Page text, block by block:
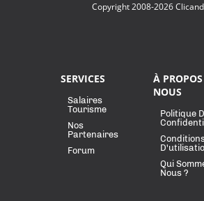
Copyright 2008-2026
SERVICES
Salaires
Tourisme
Nos
Partenaires
Forum
À
NOUS
Politique
Qui
Nous ?